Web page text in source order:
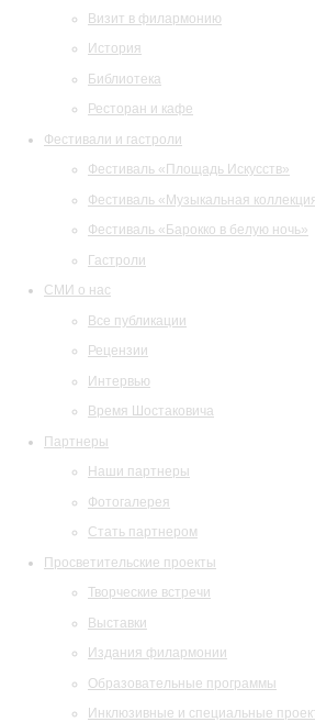
Визит в филармонию
История
Библиотека
Ресторан и кафе
Фестивали и гастроли
Фестиваль «Площадь Искусств»
Фестиваль «Музыкальная
Фестиваль «Барокко в белую ночь»
Гастроли
СМИ о нас
Все публикации
Рецензии
Интервью
Время Шостаковича
Партнеры
Наши партнеры
Фотогалерея
Стать партнером
Просветительские проекты
Творческие встречи
Выставки
Издания филармонии
Образовательные программы
Инклюзивные и специальные